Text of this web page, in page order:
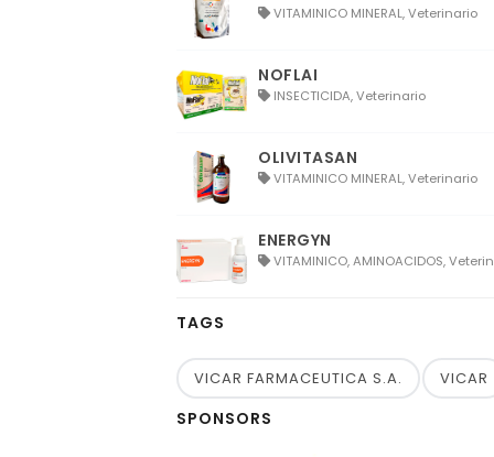
VITAMINICO MINERAL, Veterinario
NOFLAI
INSECTICIDA, Veterinario
OLIVITASAN
VITAMINICO MINERAL, Veterinario
ENERGYN
VITAMINICO, AMINOACIDOS,
TAGS
VICAR FARMACEUTICA S.A. VICAR
SPONSORS